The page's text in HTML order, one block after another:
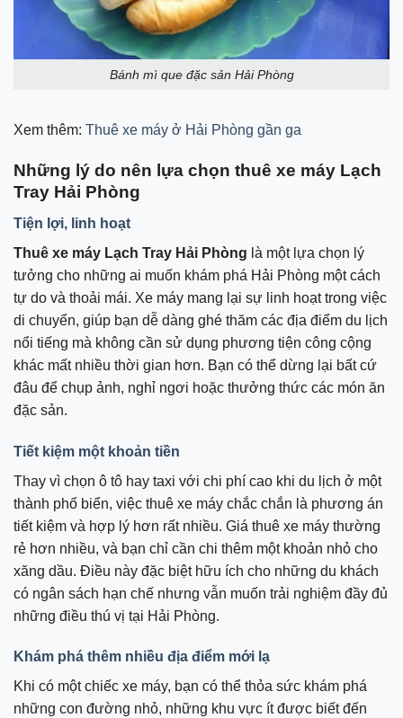
Bánh mì que đặc sản Hải Phòng
Xem thêm: Thuê xe máy ở Hải Phòng gần ga
Những lý do nên lựa chọn thuê xe máy Lạch
Tray Hải Phòng
Tiện lợi, linh hoạt
Thuê xe máy Lạch Tray Hải Phòng là một lựa chọn lý
tưởng cho những ai muốn khám phá Hải Phòng một cách
tự do và thoải mái. Xe máy mang lại sự linh hoạt trong việc
di chuyển, giúp bạn dễ dàng ghé thăm các địa điểm du lịch
nổi tiếng mà không cần sử dụng phương tiện công cộng
khác mất nhiều thời gian hơn. Bạn có thể dừng lại bất cứ
đâu để chụp ảnh, nghỉ ngơi hoặc thưởng thức các món ăn
đặc sản.
Tiết kiệm một khoản tiền
Thay vì chọn ô tô hay taxi với chi phí cao khi du lịch ở một
thành phố biển, việc thuê xe máy chắc chắn là phương án
tiết kiệm và hợp lý hơn rất nhiều. Giá thuê xe máy thường
rẻ hơn nhiều, và bạn chỉ cần chi thêm một khoản nhỏ cho
xăng dầu. Điều này đặc biệt hữu ích cho những du khách
có ngân sách hạn chế nhưng vẫn muốn trải nghiệm đầy đủ
những điều thú vị tại Hải Phòng.
Khám phá thêm nhiều địa điểm mới lạ
Khi có một chiếc xe máy, bạn có thể thỏa sức khám phá
những con đường nhỏ, những khu vực ít được biết đến